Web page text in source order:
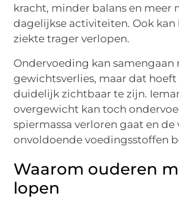
kracht, minder balans en meer
dagelijkse activiteiten. Ook kan
ziekte trager verlopen.
Ondervoeding kan samengaan
gewichtsverlies, maar dat
duidelijk zichtbaar te zijn.
overgewicht kan toch
spiermassa verloren gaat en de
onvoldoende voedingsstoffen
Waarom ouderen
lopen